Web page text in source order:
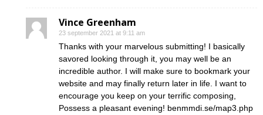
Vince Greenham
23 september 2021 at 9:11 am
Thanks with your marvelous submitting! I basically
savored looking through it, you may well be an
incredible author. I will make sure to bookmark your
website and may finally return later in life. I want to
encourage you keep on your terrific composing,
Possess a pleasant evening! benmmdi.se/map3.php